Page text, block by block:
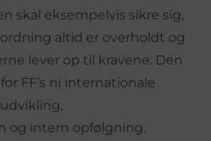
skal eksempelvis sikre sig,
altid er overholdt og
lever op til kravene. Den
FF’s ni internationale
og intern opfølgning.